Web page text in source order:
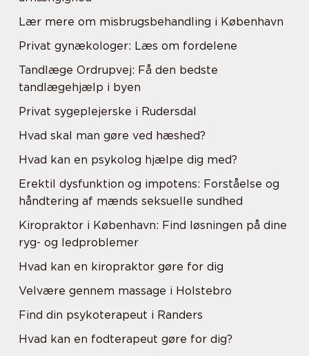
Lær mere om misbrugsbehandling i København
Privat gynækologer: Læs om fordelene
Tandlæge Ordrupvej: Få den bedste
tandlægehjælp i byen
Privat sygeplejerske i Rudersdal
Hvad skal man gøre ved hæshed?
Hvad kan en psykolog hjælpe dig med?
Erektil dysfunktion og impotens: Forståelse og
håndtering af mænds seksuelle sundhed
Kiropraktor i København: Find løsningen på dine
ryg- og ledproblemer
Hvad kan en kiropraktor gøre for dig
Velvære gennem massage i Holstebro
Find din psykoterapeut i Randers
Hvad kan en fodterapeut gøre for dig?